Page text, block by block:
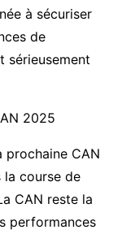
à sécuriser
de
sérieusement
2025
prochaine CAN
la course de
CAN reste la
performances